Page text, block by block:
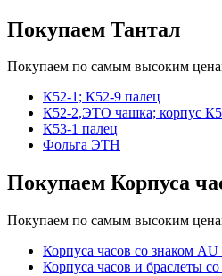
Покупаем Тантал
Покупаем по самым высоким
К52-1; К52-9 палец
К52-2,ЭТО чашка; корпус
К53-1 палец
Фольга ЭТН
Покупаем Корпуса
Покупаем по самым высоким
Корпуса часов cо знаком
Корпуса часов и браслеты